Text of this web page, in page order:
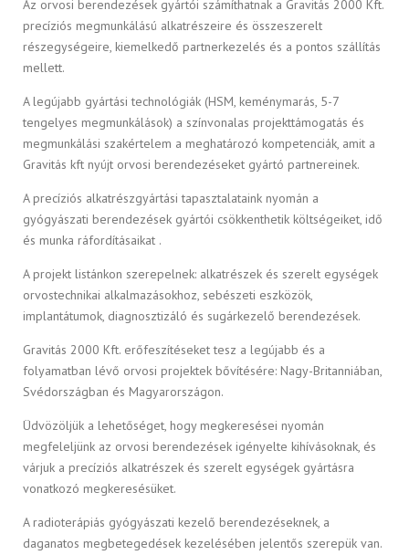
Az orvosi berendezések gyártói számíthatnak a Gravitás 2000 Kft.
precíziós megmunkálású alkatrészeire és összeszerelt
részegységeire, kiemelkedő partnerkezelés és a pontos szállítás
mellett.
A legújabb gyártási technológiák (HSM, keménymarás, 5-7
tengelyes megmunkálások) a színvonalas projekttámogatás és
megmunkálási szakértelem a meghatározó kompetenciák, amit a
Gravitás kft nyújt orvosi berendezéseket gyártó partnereinek.
A precíziós alkatrészgyártási tapasztalataink nyomán a
gyógyászati berendezések gyártói csökkenthetik költségeiket, idő
és munka ráfordításaikat .
A projekt listánkon szerepelnek: alkatrészek és szerelt egységek
orvostechnikai alkalmazásokhoz, sebészeti eszközök,
implantátumok, diagnosztizáló és sugárkezelő berendezések.
Gravitás 2000 Kft. erőfeszítéseket tesz a legújabb és a
folyamatban lévő orvosi projektek bővítésére: Nagy-Britanniában,
Svédországban és Magyarországon.
Üdvözöljük a lehetőséget, hogy megkeresései nyomán
megfeleljünk az orvosi berendezések igényelte kihívásoknak, és
várjuk a precíziós alkatrészek és szerelt egységek gyártásra
vonatkozó megkeresésüket.
A radioterápiás gyógyászati kezelő berendezéseknek, a
daganatos megbetegedések kezelésében jelentős szerepük van.